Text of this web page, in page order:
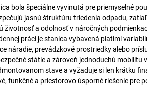
bola špeciálne vyvinutá pre priemyselné
jasnú štruktúru triedenia odpadu,
životnosť a odolnosť v náročných
práci je stanica vybavená piatimi
náradie, prevádzkové prostriedky alebo
státie a zároveň jednoduchú mobilitu
stave a vyžaduje si len krátku
funkčné a priestorovo úsporné riešenie pre